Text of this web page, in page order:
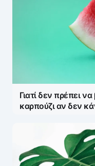
Γιατί δεν πρέπει
καρπούζι αν δεν